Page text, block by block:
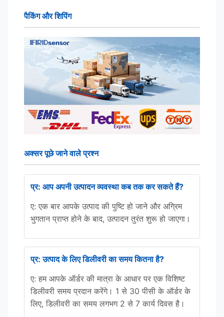
पैकिंग और शिपिंग
अक्सर पूछे जाने वाले प्रश्न
प्र: आप अपनी उत्पादन व्यवस्था कब तक कर सकते हैं?
ए: एक बार आपके उत्पाद की पुष्टि हो जाने और अग्रिम
भुगतान प्राप्त होने के बाद, उत्पादन तुरंत शुरू हो जाएगा।
प्र: उत्पाद के लिए डिलीवरी का समय कितना है?
ए: हम आपके ऑर्डर की मात्रा के आधार पर एक विशिष्ट
डिलीवरी समय प्रदान करेंगे। 1 से 30 पीसी के ऑर्डर के
लिए, डिलीवरी का समय लगभग 2 से 7 कार्य दिवस है।